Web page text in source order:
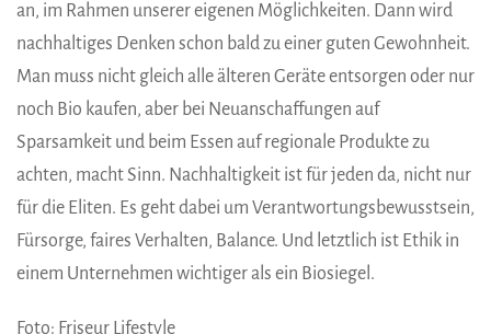
an, im Rahmen unserer eigenen Möglichkeiten. Dann wird
nachhaltiges Denken schon bald zu einer guten Gewohnheit.
Man muss nicht gleich alle älteren Geräte entsorgen oder nur
noch Bio kaufen, aber bei Neuanschaffungen auf
Sparsamkeit und beim Essen auf regionale Produkte zu
achten, macht Sinn. Nachhaltigkeit ist für jeden da, nicht nur
für die Eliten. Es geht dabei um Verantwortungsbewusstsein,
Fürsorge, faires Verhalten, Balance. Und letztlich ist Ethik in
einem Unternehmen wichtiger als ein Biosiegel.
Foto: Friseur Lifestyle